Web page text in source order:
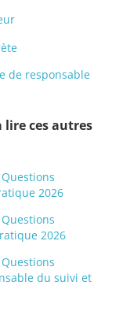
de responsable
lire ces autres
2026
2026
du suivi et